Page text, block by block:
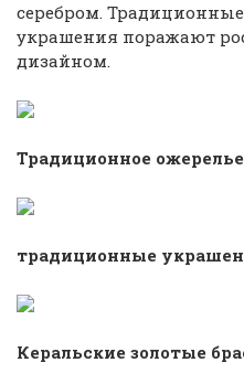
серебром.
украшения поражают
дизайном.
Традиционное
традиционные
Керальские золотые